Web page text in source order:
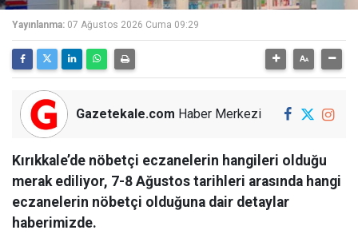
Yayınlanma: 07 Ağustos 2026 Cuma 09:29
Gazetekale.com Haber Merkezi
Kırıkkale’de nöbetçi eczanelerin hangileri olduğu
merak ediliyor, 7-8 Ağustos tarihleri arasında hangi
eczanelerin nöbetçi olduğuna dair detaylar
haberimizde.